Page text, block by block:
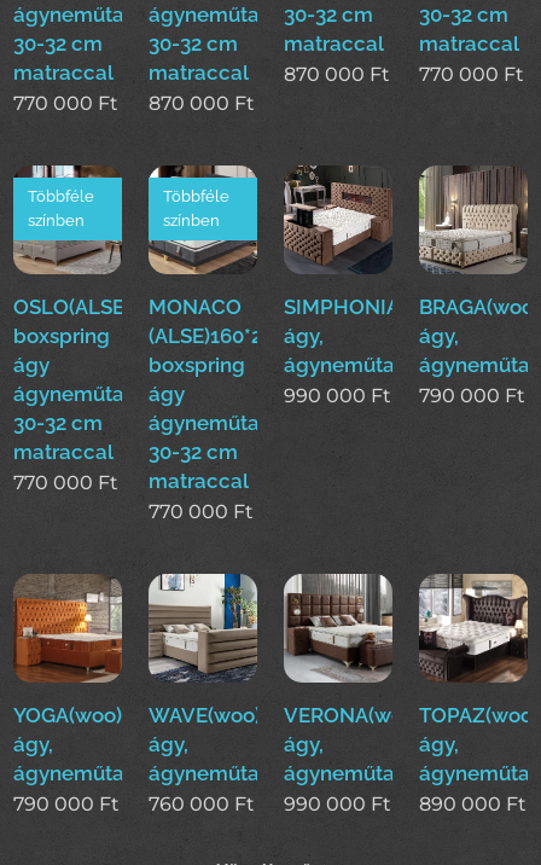
ágyneműtartóval
30-32 cm
matraccal
770 000 Ft
ágyneműtartóval
30-32 cm
matraccal
870 000 Ft
30-32 cm
matraccal
870 000 Ft
30-32 cm
matraccal
770 000 Ft
OSLO(ALSE)160*200cm
boxspring
ágy
ágyneműtartóval
30-32 cm
matraccal
Többféle
színben
770 000 Ft
MONACO
(ALSE)160*200cm
boxspring
ágy
ágyneműtartóval
30-32 cm
matraccal
Többféle
színben
770 000 Ft
ágy,
ágyneműtartós
990 000 Ft
ágy,
790 000 Ft
YOGA(woo)boxspring
ágy,
ágyneműtartós
790 000 Ft
WAVE(woo)boxspring
ágy,
ágyneműtartós
760 000 Ft
VERONA(woo)boxspring
ágy,
ágyneműtartós
990 000 Ft
ágy,
890 000 Ft